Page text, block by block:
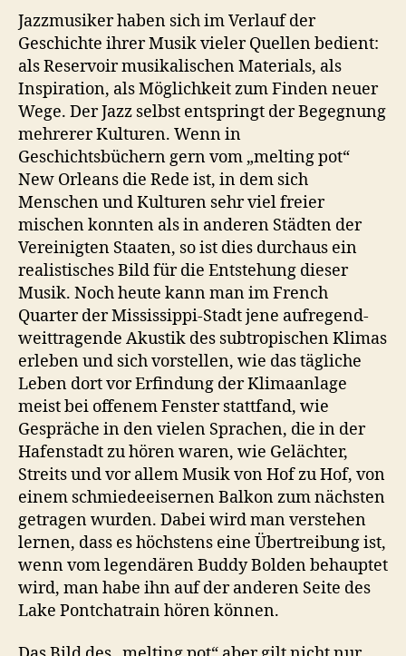
Jazzmusiker haben sich im Verlauf der
Geschichte ihrer Musik vieler Quellen bedient:
als Reservoir musikalischen Materials, als
Inspiration, als Möglichkeit zum Finden neuer
Wege. Der Jazz selbst entspringt der Begegnung
mehrerer Kulturen. Wenn in
Geschichtsbüchern gern vom „melting pot“
New Orleans die Rede ist, in dem sich
Menschen und Kulturen sehr viel freier
mischen konnten als in anderen Städten der
Vereinigten Staaten, so ist dies durchaus ein
realistisches Bild für die Entstehung dieser
Musik. Noch heute kann man im French
Quarter der Mississippi-Stadt jene aufregend-
weittragende Akustik des subtropischen Klimas
erleben und sich vorstellen, wie das tägliche
Leben dort vor Erfindung der Klimaanlage
meist bei offenem Fenster stattfand, wie
Gespräche in den vielen Sprachen, die in der
Hafenstadt zu hören waren, wie Gelächter,
Streits und vor allem Musik von Hof zu Hof, von
einem schmiedeeisernen Balkon zum nächsten
getragen wurden. Dabei wird man verstehen
lernen, dass es höchstens eine Übertreibung ist,
wenn vom legendären Buddy Bolden behauptet
wird, man habe ihn auf der anderen Seite des
Lake Pontchatrain hören können.